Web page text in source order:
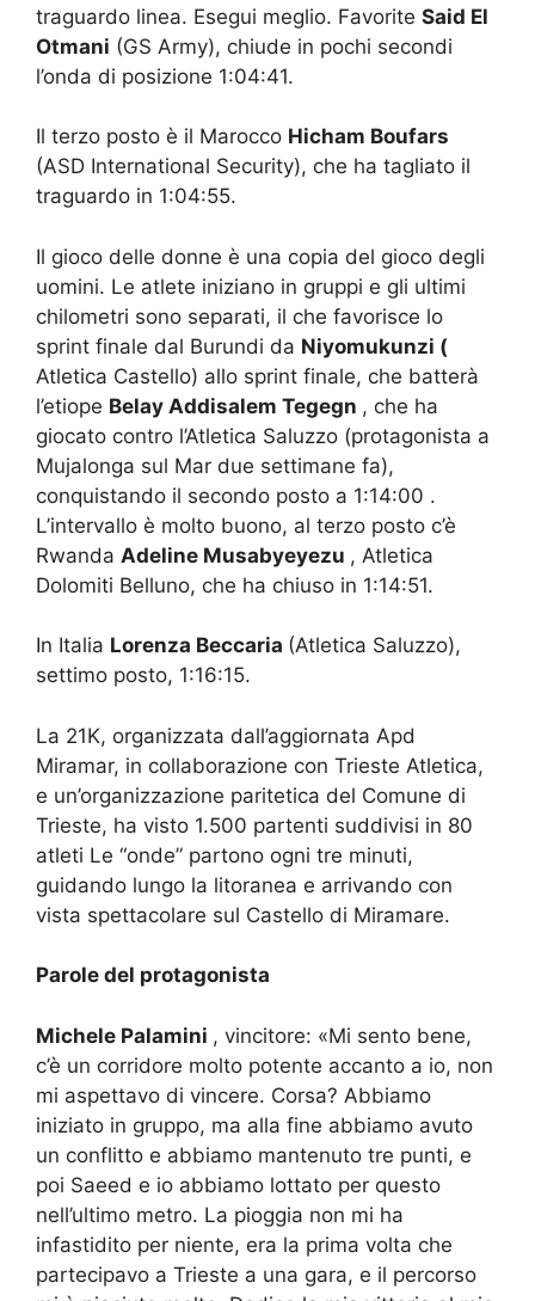
traguardo linea. Esegui meglio. Favorite Said El
Otmani (GS Army), chiude in pochi secondi
l’onda di posizione 1:04:41.
Il terzo posto è il Marocco Hicham Boufars
(ASD International Security), che ha tagliato il
traguardo in 1:04:55.
Il gioco delle donne è una copia del gioco degli
uomini. Le atlete iniziano in gruppi e gli ultimi
chilometri sono separati, il che favorisce lo
sprint finale dal Burundi da Niyomukunzi (
Atletica Castello) allo sprint finale, che batterà
l’etiope Belay Addisalem Tegegn , che ha
giocato contro l’Atletica Saluzzo (protagonista a
Mujalonga sul Mar due settimane fa),
conquistando il secondo posto a 1:14:00 .
L’intervallo è molto buono, al terzo posto c’è
Rwanda Adeline Musabyeyezu , Atletica
Dolomiti Belluno, che ha chiuso in 1:14:51.
In Italia Lorenza Beccaria (Atletica Saluzzo),
settimo posto, 1:16:15.
La 21K, organizzata dall’aggiornata Apd
Miramar, in collaborazione con Trieste Atletica,
e un’organizzazione paritetica del Comune di
Trieste, ha visto 1.500 partenti suddivisi in 80
atleti Le “onde” partono ogni tre minuti,
guidando lungo la litoranea e arrivando con
vista spettacolare sul Castello di Miramare.
Parole del protagonista
Michele Palamini , vincitore: «Mi sento bene,
c’è un corridore molto potente accanto a io, non
mi aspettavo di vincere. Corsa? Abbiamo
iniziato in gruppo, ma alla fine abbiamo avuto
un conflitto e abbiamo mantenuto tre punti, e
poi Saeed e io abbiamo lottato per questo
nell’ultimo metro. La pioggia non mi ha
infastidito per niente, era la prima volta che
partecipavo a Trieste a una gara, e il percorso